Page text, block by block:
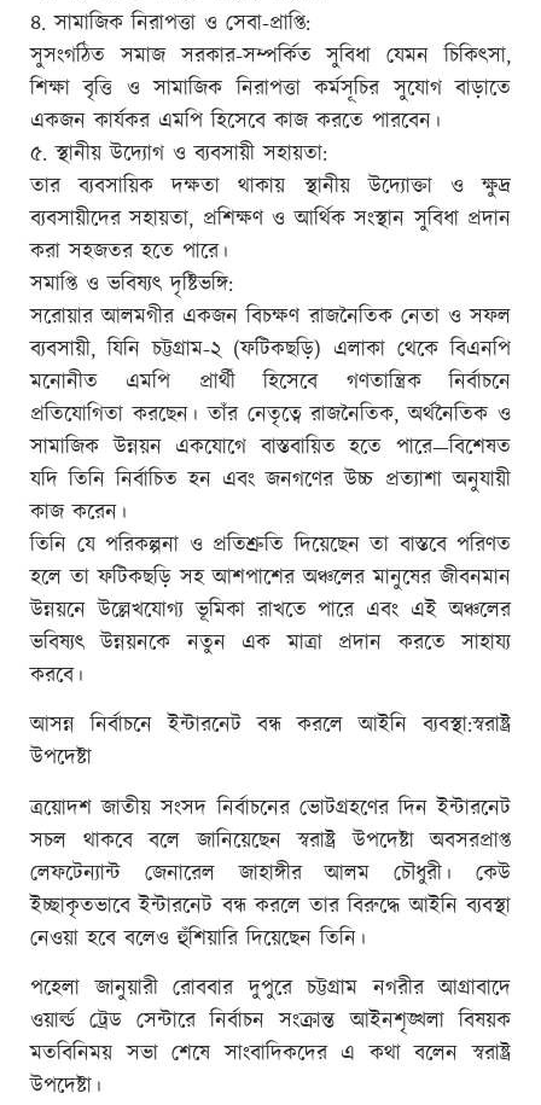
৪. সামাজিক নিরাপত্তা ও সেবা-প্রাপ্তি:
সুসংগঠিত সমাজ সরকার-সম্পর্কিত সুবিধা যেমন চিকিৎসা,
শিক্ষা বৃত্তি ও সামাজিক নিরাপত্তা কর্মসূচির সুযোগ বাড়াতে
একজন কার্যকর এমপি হিসেবে কাজ করতে পারবেন।
৫. স্থানীয় উদ্যোগ ও ব্যবসায়ী সহায়তা:
তার ব্যবসায়িক দক্ষতা থাকায় স্থানীয় উদ্যোক্তা ও ক্ষুদ্র
ব্যবসায়ীদের সহায়তা, প্রশিক্ষণ ও আর্থিক সংস্থান সুবিধা প্রদান
করা সহজতর হতে পারে।
সমাপ্তি ও ভবিষ্যৎ দৃষ্টিভঙ্গি:
সরোয়ার আলমগীর একজন বিচক্ষণ রাজনৈতিক নেতা ও সফল
ব্যবসায়ী, যিনি চট্টগ্রাম-২ (ফটিকছড়ি) এলাকা থেকে বিএনপি
মনোনীত এমপি প্রার্থী হিসেবে গণতান্ত্রিক নির্বাচনে
প্রতিযোগিতা করছেন। তাঁর নেতৃত্বে রাজনৈতিক, অর্থনৈতিক ও
সামাজিক উন্নয়ন একযোগে বাস্তবায়িত হতে পারে—বিশেষত
যদি তিনি নির্বাচিত হন এবং জনগণের উচ্চ প্রত্যাশা অনুযায়ী
কাজ করেন।
তিনি যে পরিকল্পনা ও প্রতিশ্রুতি দিয়েছেন তা বাস্তবে পরিণত
হলে তা ফটিকছড়ি সহ আশপাশের অঞ্চলের মানুষের জীবনমান
উন্নয়নে উল্লেখযোগ্য ভূমিকা রাখতে পারে এবং এই অঞ্চলের
ভবিষ্যৎ উন্নয়নকে নতুন এক মাত্রা প্রদান করতে সাহায্য
করবে।
আসন্ন নির্বাচনে ইন্টারনেট বন্ধ করলে আইনি ব্যবস্থা:স্বরাষ্ট্র
উপদেষ্টা
ত্রয়োদশ জাতীয় সংসদ নির্বাচনের ভোটগ্রহণের দিন ইন্টারনেট
সচল থাকবে বলে জানিয়েছেন স্বরাষ্ট্র উপদেষ্টা অবসরপ্রাপ্ত
লেফটেন্যান্ট জেনারেল জাহাঙ্গীর আলম চৌধুরী। কেউ
ইচ্ছাকৃতভাবে ইন্টারনেট বন্ধ করলে তার বিরুদ্ধে আইনি ব্যবস্থা
নেওয়া হবে বলেও হুঁশিয়ারি দিয়েছেন তিনি।
পহেলা জানুয়ারী রোববার দুপুরে চট্টগ্রাম নগরীর আগ্রাবাদে
ওয়ার্ল্ড ট্রেড সেন্টারে নির্বাচন সংক্রান্ত আইনশৃঙ্খলা বিষয়ক
মতবিনিময় সভা শেষে সাংবাদিকদের এ কথা বলেন স্বরাষ্ট্র
উপদেষ্টা।